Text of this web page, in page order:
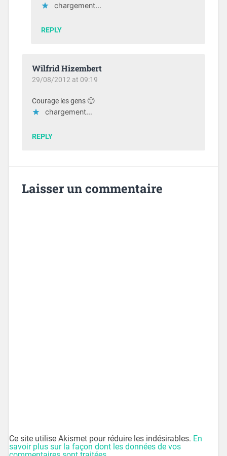
chargement…
REPLY
Wilfrid Hizembert
29/08/2012 at 09:19
Courage les gens 🙂
chargement…
REPLY
Laisser un commentaire
Ce site utilise Akismet pour réduire les indésirables. En
savoir plus sur la façon dont les données de vos